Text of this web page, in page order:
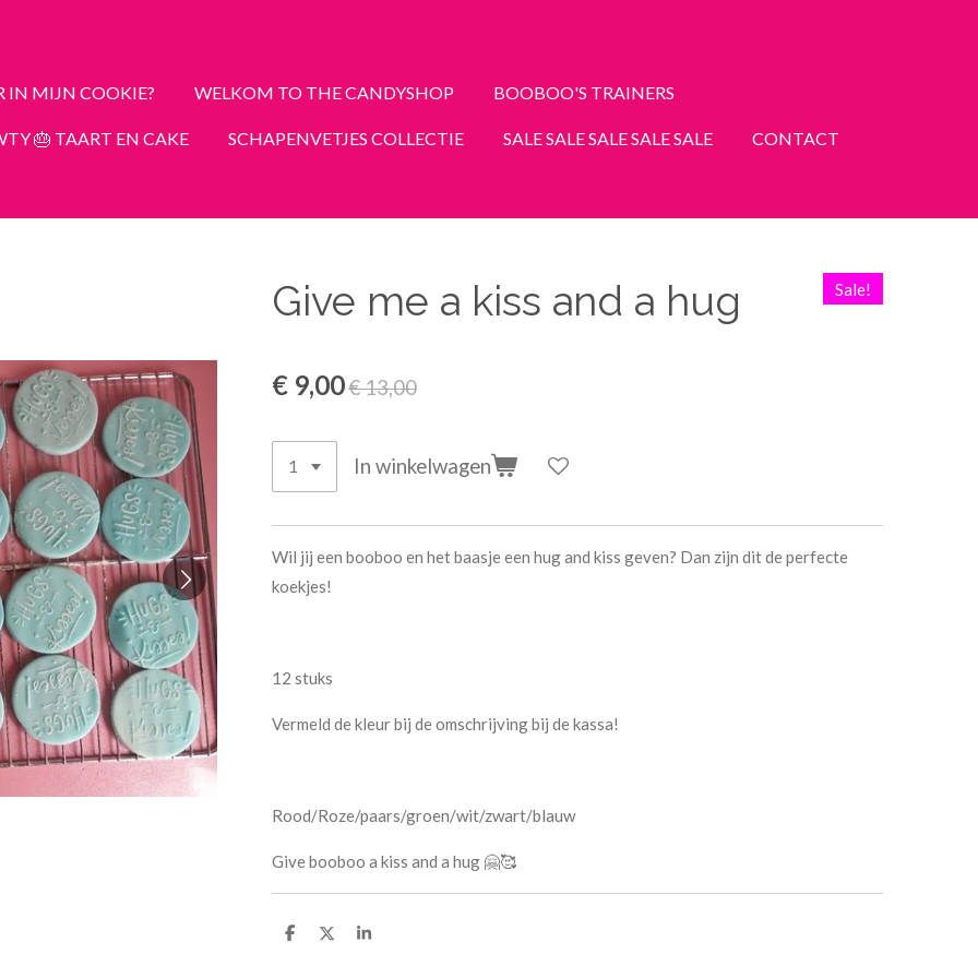
IN MIJN COOKIE? WELKOM TO THE CANDYSHOP BOOBOO'S TRAINERS
🎂 TAART EN CAKE SCHAPENVETJES COLLECTIE SALE SALE SALE SALE SALE CONTACT
Give me a kiss and a hug Sale!
€ 9,00€ 13,00
In winkelwagen
Wil jij een booboo en het baasje een hug and kiss geven? Dan zijn dit de perfecte
koekjes!
12 stuks
Vermeld de kleur bij de omschrijving bij de kassa!
Rood/Roze/paars/groen/wit/zwart/blauw
Give booboo a kiss and a hug 🤗🥰
D
D
S